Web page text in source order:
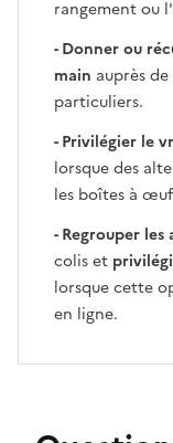
rangement ou
- Donner ou
main auprès
particuliers.
- Privilégier le
lorsque des
les boîtes à
- Regrouper les
colis et
lorsque cette
en ligne.